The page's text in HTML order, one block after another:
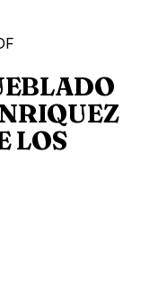
LOS